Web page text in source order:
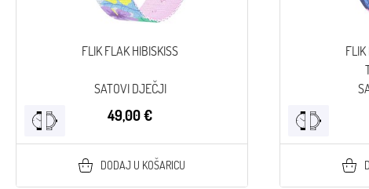
FLIK FLAK HIBISKISS
SATOVI DJEČJI
49,00 €
DODAJ U KOŠARICU